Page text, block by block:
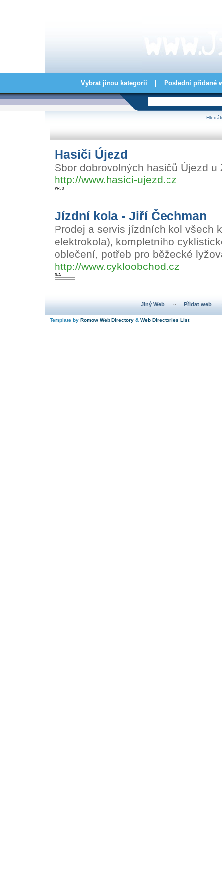
Vybrat jinou kategorii Poslední přidané
Hasiči Újezd
Sbor dobrovolných hasičů Újezd
http://www.hasici-ujezd.cz
PR: 0
Jízdní kola - Jiří Čechman
Prodej a servis jízdních kol všech
elektrokola), kompletního
oblečení, potřeb pro běžecké
http://www.cykloobchod.cz
N/A
Jiný Web ~ Přidat web
Template by Romow Web Directory & Web Directories List